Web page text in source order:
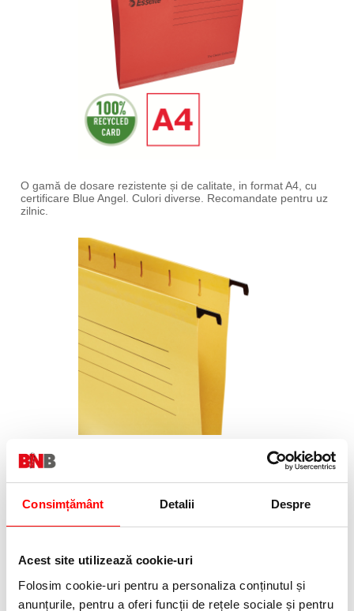
Consimțământ Detalii Despre
Acest site utilizează cookie-uri
Folosim cookie-uri pentru a personaliza conținutul și
anunțurile, pentru a oferi funcții de rețele sociale și pentru
O gamă de dosare rezistente și de calitate, in format A4, cu
certificare Blue Angel. Culori diverse. Recomandate pentru uz
zilnic.
Acum de 10 ori mai puternic! Datorită bazei ranforsate cu o
bandă specială și a cârligelor de susținere întârite, dosarul
este potrivit nevoilor tale din orice birou